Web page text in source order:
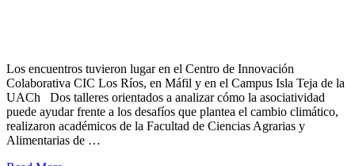
Los encuentros tuvieron lugar en el Centro de Innovación
Colaborativa CIC Los Ríos, en Máfil y en el Campus Isla Teja de la
UACh Dos talleres orientados a analizar cómo la asociatividad
puede ayudar frente a los desafíos que plantea el cambio climático,
realizaron académicos de la Facultad de Ciencias Agrarias y
Alimentarias de …